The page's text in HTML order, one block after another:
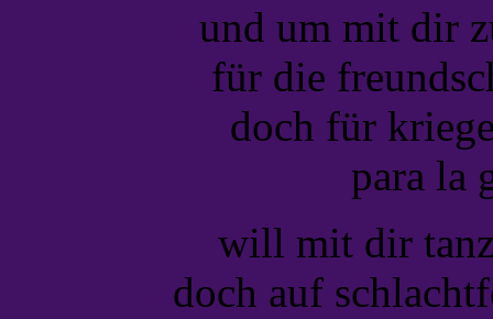
und um mit dir
für die
doch für
para la
will mit dir
doch auf